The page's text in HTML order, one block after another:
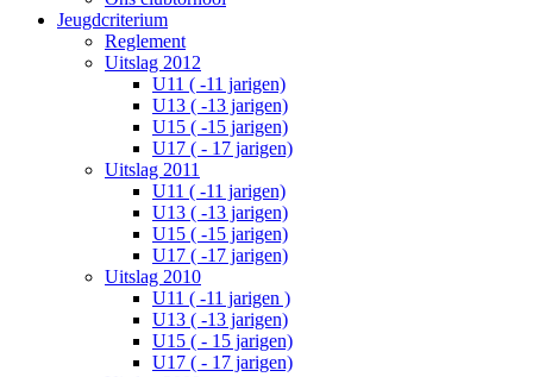
Jeugdcriterium
Reglement
Uitslag 2012
U11 ( -11 jarigen)
U13 ( -13 jarigen)
U15 ( -15 jarigen)
U17 ( - 17 jarigen)
Uitslag 2011
U11 ( -11 jarigen)
U13 ( -13 jarigen)
U15 ( -15 jarigen)
U17 ( -17 jarigen)
Uitslag 2010
U11 ( -11 jarigen )
U13 ( -13 jarigen)
U15 ( - 15 jarigen)
U17 ( - 17 jarigen)